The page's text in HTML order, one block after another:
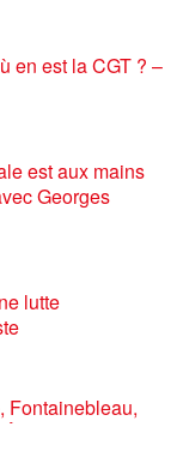
en est la CGT ? –
est aux mains
Georges
lutte
Fontainebleau,
cette année